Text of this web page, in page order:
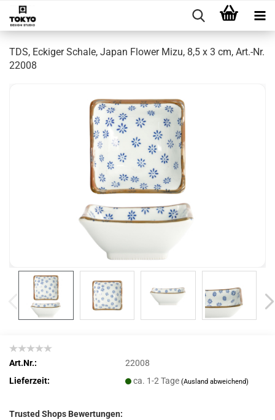
TDS, Eckiger Schale, Japan Flower Mizu, 8,5 x 3 cm, Art.-Nr.
22008
Art.Nr.:
22008
Lieferzeit:
ca. 1-2 Tage(Ausland abweichend)
Trusted Shops Bewertungen: